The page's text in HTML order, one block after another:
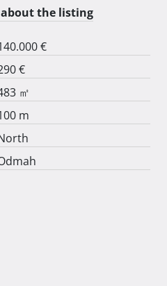
the listing
€
€
㎡
m